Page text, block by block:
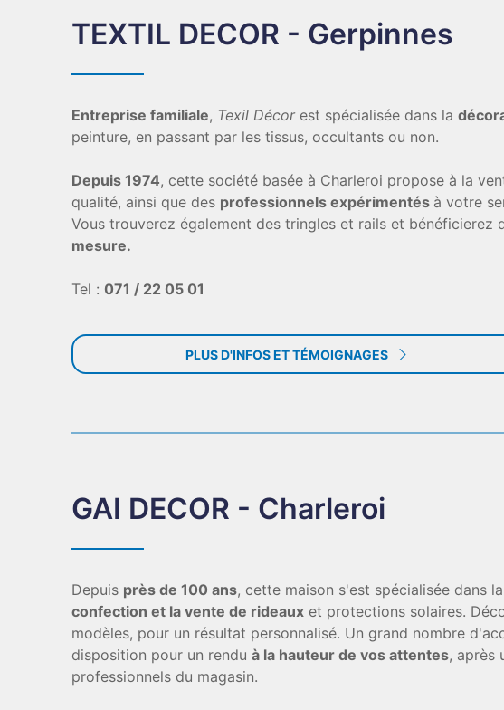
TEXTIL DECOR - Gerpinnes
Entreprise familiale, Texil Décor est spécialisée dans la
peinture, en passant par les tissus, occultants ou non.
Depuis 1974, cette société basée à Charleroi propose à la
qualité, ainsi que des professionnels expérimentés à votre
Vous trouverez également des tringles et rails et bénéficierez
mesure.
Tel : 071 / 22 05 01
PLUS D'INFOS ET TÉMOIGNAGES
GAI DECOR - Charleroi
Depuis près de 100 ans, cette maison s'est spécialisée dans
confection et la vente de rideaux et protections solaires.
modèles, pour un résultat personnalisé. Un grand nombre
disposition pour un renduà la hauteur de vos attentes, après
professionnels du magasin.